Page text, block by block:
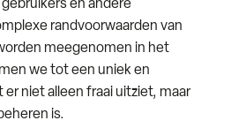
en andere
randvoorwaarden van
meegenomen in het
we tot een uniek en
niet alleen fraai uitziet, maar
is.